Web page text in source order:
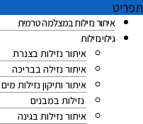
תפריט
איתור נזילות במצלמה טרמית
גילוי נזילות
איתור נזילות בצנרת
איתור נזילה בבריכה
איתור ותיקון נזילות מים
נזילות במבנים
איתור נזילות בגינה